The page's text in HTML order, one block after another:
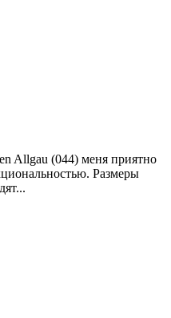
Allgau (044) меня приятно
Размеры